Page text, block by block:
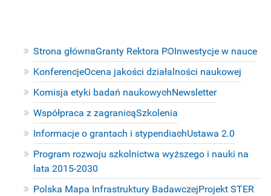
Strona głównaGranty Rektora POInwestycje w nauce
KonferencjeOcena jakości działalności naukowej
Komisja etyki badań naukowychNewsletter
Współpraca z zagranicąSzkolenia
Informacje o grantach i stypendiachUstawa 2.0
Program rozwoju szkolnictwa wyższego i nauki na
lata 2015-2030
Polska Mapa Infrastruktury BadawczejProjekt STER